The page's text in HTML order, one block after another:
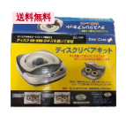
送料無料